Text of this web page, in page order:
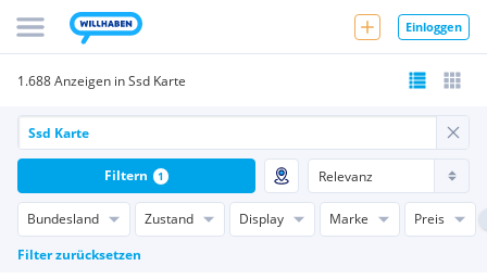
Einloggen
1.688 Anzeigen in Ssd Karte
Bundesland Zustand Display Marke
Preis
Filter zurücksetzen
Filtern 1